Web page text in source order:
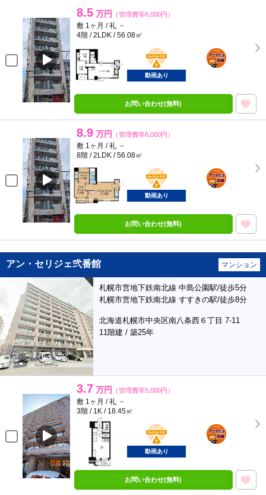
8.5 万円 （管理費等6,000円）
敷 1ヶ月 / 礼 －
4階 / 2LDK / 56.08㎡
BunChinPAY
ポンタ
部屋
動画あり
お問い合わせ(無料)
8.9 万円 （管理費等6,000円）
敷 1ヶ月 / 礼 －
8階 / 2LDK / 56.08㎡
BunChinPAY
ポンタ
部屋
動画あり
お問い合わせ(無料)
アン・セリジェ弐番館 マンション
札幌市営地下鉄南北線 中島公園駅/徒歩5分
札幌市営地下鉄南北線 すすきの駅/徒歩8分
北海道札幌市中央区南八条西６丁目 7-11
11階建 / 築25年
3.7 万円 （管理費等5,000円）
敷 1ヶ月 / 礼 －
3階 / 1K / 18.45㎡
BunChinPAY
ポンタ
部屋
動画あり
お問い合わせ(無料)